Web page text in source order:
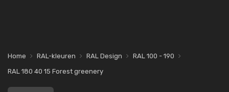
Home RAL-kleuren RAL Design
RAL 100 - 190
RAL 180 40 15 Forest greenery